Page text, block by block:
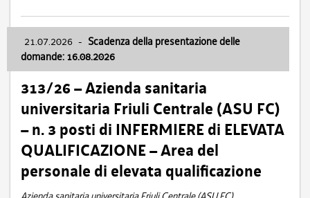
21.07.2026 - Scadenza della presentazione delle
domande: 16.08.2026
313/26 – Azienda sanitaria
universitaria Friuli Centrale (ASU FC)
– n. 3 posti di INFERMIERE di ELEVATA
QUALIFICAZIONE – Area del
personale di elevata qualificazione